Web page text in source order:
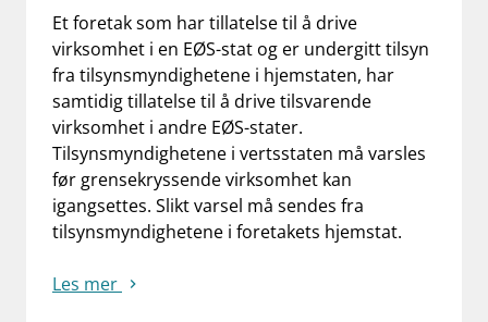
Et foretak som har tillatelse til å drive
virksomhet i en EØS-stat og er undergitt tilsyn
fra tilsynsmyndighetene i hjemstaten, har
samtidig tillatelse til å drive tilsvarende
virksomhet i andre EØS-stater.
Tilsynsmyndighetene i vertsstaten må varsles
før grensekryssende virksomhet kan
igangsettes. Slikt varsel må sendes fra
tilsynsmyndighetene i foretakets hjemstat.
Les mer